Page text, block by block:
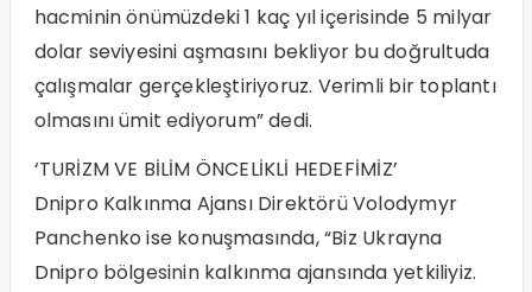
hacminin önümüzdeki 1 kaç yıl içerisinde 5 milyar
dolar seviyesini aşmasını bekliyor bu doğrultuda
çalışmalar gerçekleştiriyoruz. Verimli bir toplantı
olmasını ümit ediyorum” dedi.
‘TURİZM VE BİLİM ÖNCELİKLİ HEDEFİMİZ’
Dnipro Kalkınma Ajansı Direktörü Volodymyr
Panchenko ise konuşmasında, “Biz Ukrayna
Dnipro bölgesinin kalkınma ajansında yetkiliyiz.